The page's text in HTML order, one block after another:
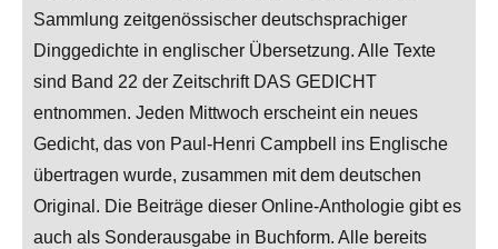
Sammlung zeitgenössischer deutschsprachiger
Dinggedichte in englischer Übersetzung. Alle Texte
sind Band 22 der Zeitschrift DAS GEDICHT
entnommen. Jeden Mittwoch erscheint ein neues
Gedicht, das von Paul-Henri Campbell ins Englische
übertragen wurde, zusammen mit dem deutschen
Original. Die Beiträge dieser Online-Anthologie gibt es
auch als Sonderausgabe in Buchform. Alle bereits